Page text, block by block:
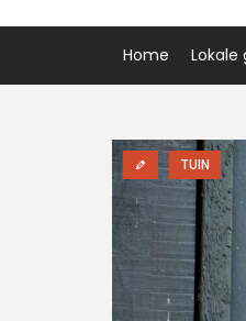
Home Lokale
TUIN